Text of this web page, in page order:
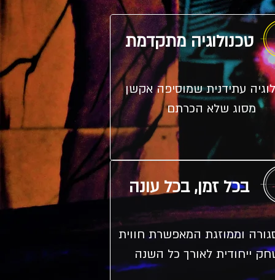
טכנולוגיה מתקדמת
עתידנית שמוסיפה אקשן
מסוג שלא הכרתם
בכל זמן, בכל עונה
וממוזגת המאפשרת חווית
ייחודית לאורך כל השנה